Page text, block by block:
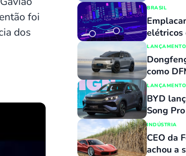
foi
dos
BRASIL
elétricos
mais de
novos;
mais o
como
dois
para a
BYD
Song
reajuste
várias
flex
INDÚSTRIA
CEO da
achou a